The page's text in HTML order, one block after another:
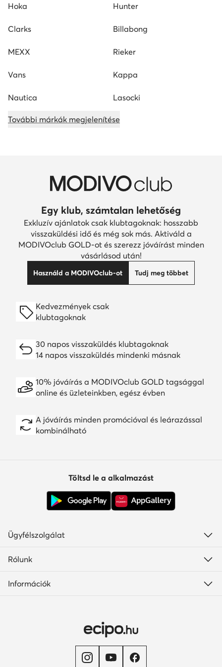
Hoka Hunter
Clarks Billabong
MEXX Rieker
Vans Kappa
Nautica Lasocki
További márkák megjelenítése
Egy klub, számtalan lehetőség
Exkluzív ajánlatok csak klubtagoknak: hosszabb
visszaküldési idő és még sok más. Aktiváld a
MODIVOclub GOLD-ot és szerezz jóváírást minden
vásárlásod után!
Használd a MODIVOclub-ot Tudj meg többet
Kedvezmények csak
klubtagoknak
30 napos visszaküldés klubtagoknak
14 napos visszaküldés mindenki másnak
10% jóváírás a MODIVOclub GOLD tagsággal
online és üzleteinkben, egész évben
A jóváírás minden promócióval és leárazással
kombinálható
Töltsd le a alkalmazást
Ügyfélszolgálat
Rólunk
Információk